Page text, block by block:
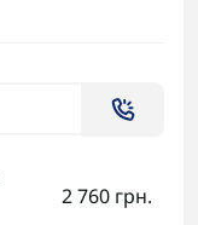
2 760 грн.